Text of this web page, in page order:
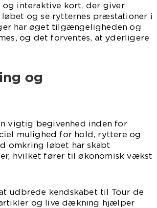
og interaktive kort, der giver
og se rytternes præstationer i
har øget tilgængeligheden og
og det forventes, at yderligere
og
vigtig begivenhed inden for
mulighed for hold, ryttere og
omkring løbet har skabt
hvilket fører til økonomisk vækst
udbrede kendskabet til Tour de
artikler og live dækning hjælper